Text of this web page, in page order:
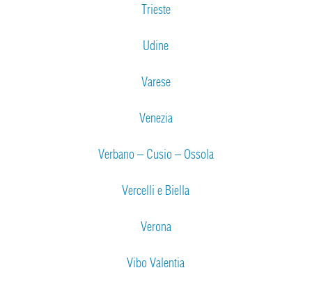
Trieste
Udine
Varese
Venezia
Verbano – Cusio – Ossola
Vercelli e Biella
Verona
Vibo Valentia